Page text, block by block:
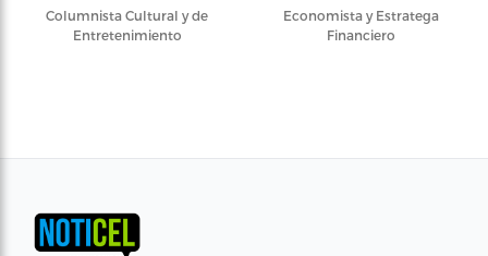
Columnista Cultural y de
Entretenimiento
Economista y Estratega
Financiero